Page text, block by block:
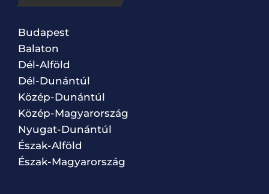
Budapest
Balaton
Dél-Alföld
Dél-Dunántúl
Közép-Dunántúl
Közép-Magyarország
Nyugat-Dunántúl
Észak-Alföld
Észak-Magyarország